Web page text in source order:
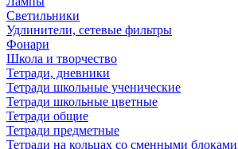
Светильники
Удлинители, сетевые фильтры
Фонари
Школа и творчество
Тетради, дневники
Тетради школьные ученические
Тетради школьные цветные
Тетради общие
Тетради предметные
Тетради на кольцах со сменными блоками